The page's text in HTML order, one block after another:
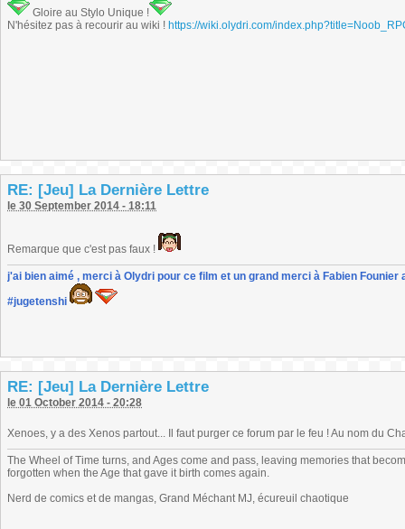
Gloire au Stylo Unique !
N'hésitez pas à recourir au wiki ! https://wiki.olydri.com/
RE: [Jeu] La Dernière Lettre
le 30 September 2014 - 18:11
Remarque que c'est pas faux !
j'ai bien aimé , merci à Olydri pour ce film et un grand merci à Fabien
#jugetenshi
RE: [Jeu] La Dernière Lettre
le 01 October 2014 - 20:28
Xenoes, y a des Xenos partout... Il faut purger ce forum par le feu ! Au nom du
The Wheel of Time turns, and Ages come and pass, leaving memories that
forgotten when the Age that gave it birth comes again.
Nerd de comics et de mangas, Grand Méchant MJ, écureuil chaotique